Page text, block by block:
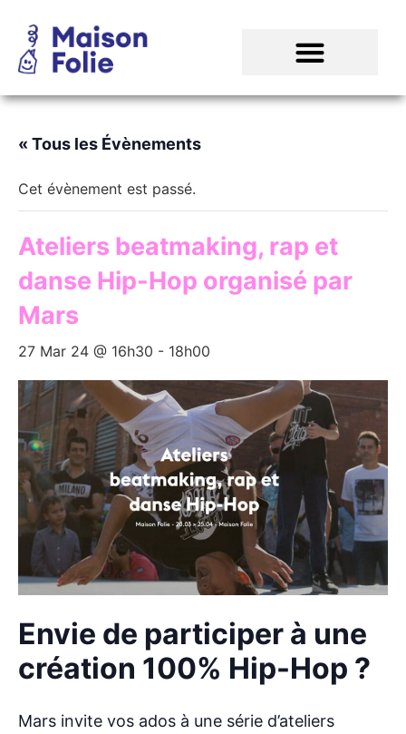
« Tous les Évènements
Cet évènement est passé.
Ateliers beatmaking, rap et
danse Hip-Hop organisé par
Mars
27 Mar 24 @ 16h30 - 18h00
Envie de participer à une
création 100% Hip-Hop ?
Mars invite vos ados à une série d’ateliers